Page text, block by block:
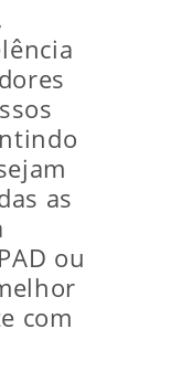
as
ou
com